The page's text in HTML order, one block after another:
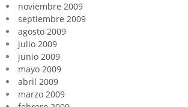
noviembre 2009
septiembre 2009
agosto 2009
julio 2009
junio 2009
mayo 2009
abril 2009
marzo 2009